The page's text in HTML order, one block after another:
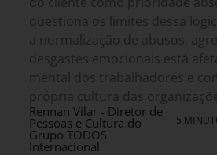
questiona os limites dessa
a normalização de abusos,
desgastes emocionais está
mental dos trabalhadores e
própria cultura das
Rennan Vilar - Diretor de
Pessoas e Cultura do
Grupo TODOS
Internacional
5